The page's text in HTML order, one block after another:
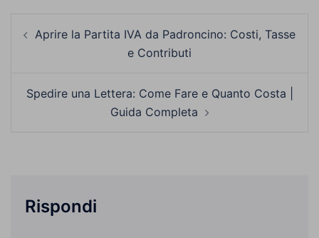
articolo
Aprire la Partita IVA da Padroncino: Costi, Tasse
e Contributi
Spedire una Lettera: Come Fare e Quanto Costa |
Guida Completa
Rispondi